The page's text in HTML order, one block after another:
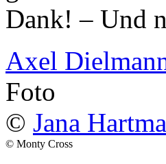
Dank! – Und
Axel
Foto
© Jana
© Monty Cross